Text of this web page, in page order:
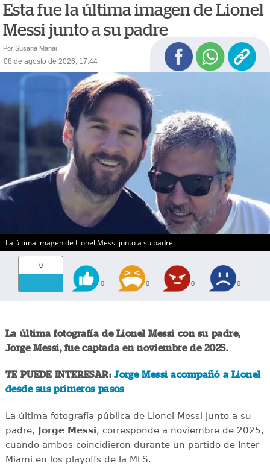
Esta fue la última imagen de Lionel
Messi junto a su padre
Por Susana Manai
08 de agosto de 2026, 17:44
La última imagen de Lionel Messi junto a su padre
0
0 0 0 0
La última fotografía de Lionel Messi con su padre,
Jorge Messi, fue captada en noviembre de 2025.
TE PUEDE INTERESAR:Jorge Messi acompañó a Lionel
desde sus primeros pasos
La última fotografía pública de Lionel Messi junto a su
padre, Jorge Messi, corresponde a noviembre de 2025,
cuando ambos coincidieron durante un partido de Inter
Miami en los playoffs de la MLS.